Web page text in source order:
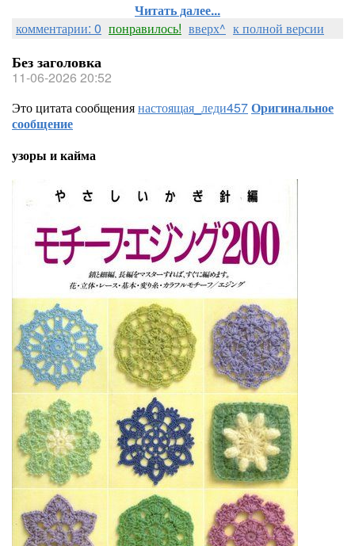
Читать далее...
комментарии: 0 понравилось! вверх^ к полной версии
Без заголовка
11-06-2026 20:52
Это цитата сообщениянастоящая_леди457Оригинальное
сообщение
узоры и кайма